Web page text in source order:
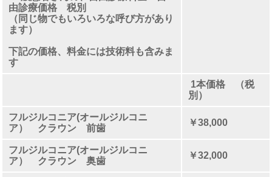
由診療価格 税別
（同じ物でもいろいろな呼び方があり
ます）
下記の価格、料金には技術料も含みま
す
1本価格 （税
別）
フルジルコニア(オールジルコニ
ア） クラウン 前歯
￥38,000
フルジルコニア(オールジルコニ
ア） クラウン 奥歯
￥32,000